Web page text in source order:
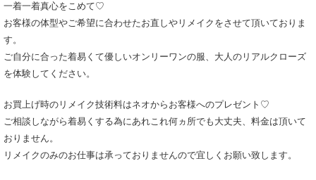
一着一着真心をこめて♡
お客様の体型やご希望に合わせたお直しやリメイクをさせて頂いておりま
す。
ご自分に合った着易くて優しいオンリーワンの服、大人のリアルクローズ
を体験してください。
お買上げ時のリメイク技術料はネオからお客様へのプレゼント♡
ご相談しながら着易くする為にあれこれ何ヵ所でも大丈夫、料金は頂いて
おりません。
リメイクのみのお仕事は承っておりませんので宜しくお願い致します。